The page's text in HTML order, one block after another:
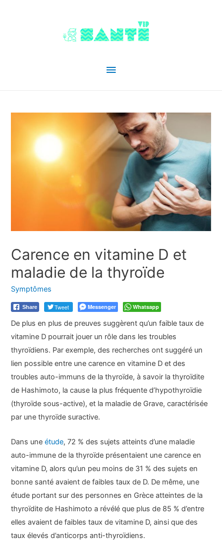
Menu
Carence en vitamine D et
maladie de la thyroïde
Symptômes
Share Tweet Messenger Whatsapp
De plus en plus de preuves suggèrent qu’un faible taux de
vitamine D pourrait jouer un rôle dans les troubles
thyroïdiens. Par exemple, des recherches ont suggéré un
lien possible entre une carence en vitamine D et des
troubles auto-immuns de la thyroïde, à savoir la thyroïdite
de Hashimoto, la cause la plus fréquente d’hypothyroïdie
(thyroïde sous-active), et la maladie de Grave, caractérisée
par une thyroïde suractive.
Dans uneétude, 72 % des sujets atteints d’une maladie
auto-immune de la thyroïde présentaient une carence en
vitamine D, alors qu’un peu moins de 31 % des sujets en
bonne santé avaient de faibles taux de D. De même, une
étude portant sur des personnes en Grèce atteintes de la
thyroïdite de Hashimoto a révélé que plus de 85 % d’entre
elles avaient de faibles taux de vitamine D, ainsi que des
taux élevés d’anticorps anti-thyroïdiens.